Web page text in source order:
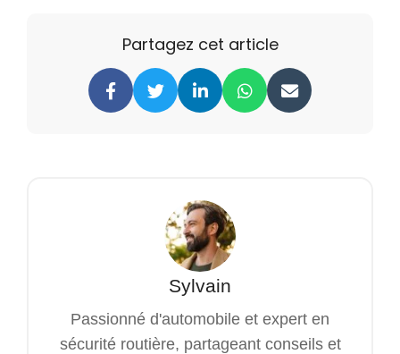
Partagez cet article
Sylvain
Passionné d'automobile et expert en
sécurité routière, partageant conseils et